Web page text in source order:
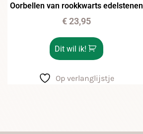
Oorbellen van rookkwarts edelstenen
€23,95
Dit wil ik!
Op verlanglijstje